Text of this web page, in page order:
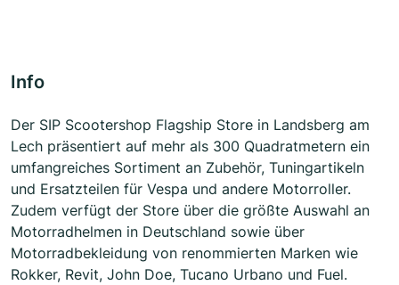
Info
Der SIP Scootershop Flagship Store in Landsberg am
Lech präsentiert auf mehr als 300 Quadratmetern ein
umfangreiches Sortiment an Zubehör, Tuningartikeln
und Ersatzteilen für Vespa und andere Motorroller.
Zudem verfügt der Store über die größte Auswahl an
Motorradhelmen in Deutschland sowie über
Motorradbekleidung von renommierten Marken wie
Rokker, Revit, John Doe, Tucano Urbano und Fuel.